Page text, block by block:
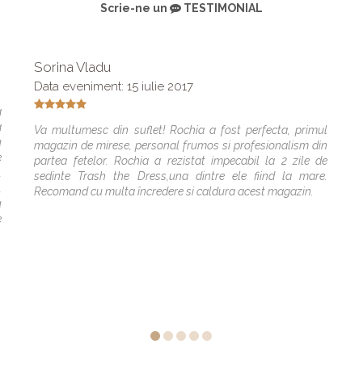
Scrie-ne un TESTIMONIAL
Sorina Vladu
Data eveniment: 15 iulie 2017
Va multumesc din suflet! Rochia a fost perfecta, primul
magazin de mirese, personal frumos si profesionalism din
partea fetelor. Rochia a rezistat impecabil la 2 zile de
sedinte Trash the Dress,una dintre ele fiind la mare.
Recomand cu multa încredere si caldura acest magazin.